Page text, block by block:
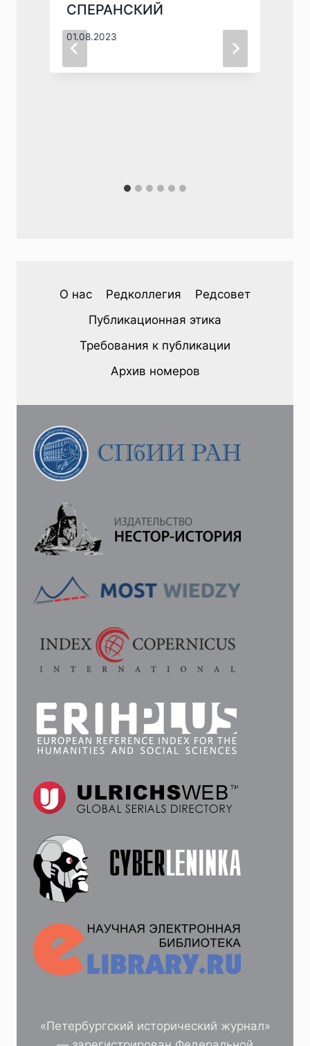
СПЕРАНСКИЙ
01.08.2023
О нас Редколлегия
Редсовет
Публикационная этика
Требования к публикации
Архив номеров
«Петербургский исторический журнал»